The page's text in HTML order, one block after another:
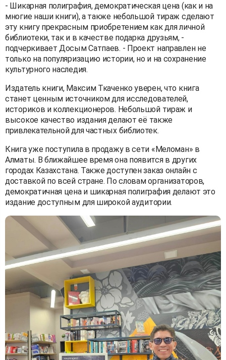
- Шикарная полиграфия, демократическая цена (как и на
многие наши книги), а также небольшой тираж сделают
эту книгу прекрасным приобретением как для личной
библиотеки, так и в качестве подарка друзьям, -
подчеркивает Досым Сатпаев. - Проект направлен не
только на популяризацию истории, но и на сохранение
культурного наследия.
Издатель книги, Максим Ткаченко уверен, что книга
станет ценным источником для исследователей,
историков и коллекционеров. Небольшой тираж и
высокое качество издания делают её также
привлекательной для частных библиотек.
Книга уже поступила в продажу в сети «Меломан» в
Алматы. В ближайшее время она появится в других
городах Казахстана. Также доступен заказ онлайн с
доставкой по всей стране. По словам организаторов,
демократичная цена и шикарная полиграфия делают это
издание доступным для широкой аудитории.